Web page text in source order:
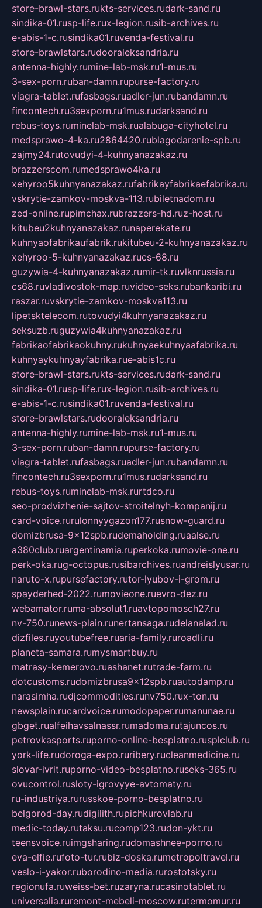
store-brawl-stars.rukts-services.rudark-sand.ru
sindika-01.rusp-life.rux-legion.rusib-archives.ru
e-abis-1-c.rusindika01.ruvenda-festival.ru
store-brawlstars.rudooraleksandria.ru
antenna-highly.rumine-lab-msk.ru1-mus.ru
3-sex-porn.ruban-damn.rupurse-factory.ru
viagra-tablet.rufasbags.ruadler-jun.rubandamn.ru
fincontech.ru3sexporn.ru1mus.rudarksand.ru
rebus-toys.ruminelab-msk.rualabuga-cityhotel.ru
medsprawo-4-ka.ru2864420.rublagodarenie-spb.ru
zajmy24.rutovudyi-4-kuhnyanazakaz.ru
brazzerscom.rumedsprawo4ka.ru
xehyroo5kuhnyanazakaz.rufabrikayfabrikaefabrika.ru
vskrytie-zamkov-moskva-113.rubiletnadom.ru
zed-online.rupimchax.rubrazzers-hd.ruz-host.ru
kitubeu2kuhnyanazakaz.runaperekate.ru
kuhnyaofabrikaufabrik.rukitubeu-2-kuhnyanazakaz.ru
xehyroo-5-kuhnyanazakaz.rucs-68.ru
guzywia-4-kuhnyanazakaz.rumir-tk.ruvlknrussia.ru
cs68.ruvladivostok-map.ruvideo-seks.rubankaribi.ru
raszar.ruvskrytie-zamkov-moskva113.ru
lipetsktelecom.rutovudyi4kuhnyanazakaz.ru
seksuzb.ruguzywia4kuhnyanazakaz.ru
fabrikaofabrikaokuhny.rukuhnyaekuhnyaafabrika.ru
kuhnyaykuhnyayfabrika.rue-abis1c.ru
store-brawl-stars.rukts-services.rudark-sand.ru
sindika-01.rusp-life.rux-legion.rusib-archives.ru
e-abis-1-c.rusindika01.ruvenda-festival.ru
store-brawlstars.rudooraleksandria.ru
antenna-highly.rumine-lab-msk.ru1-mus.ru
3-sex-porn.ruban-damn.rupurse-factory.ru
viagra-tablet.rufasbags.ruadler-jun.rubandamn.ru
fincontech.ru3sexporn.ru1mus.rudarksand.ru
rebus-toys.ruminelab-msk.rurtdco.ru
seo-prodvizhenie-sajtov-stroitelnyh-kompanij.ru
card-voice.rurulonnyygazon177.rusnow-guard.ru
domizbrusa-9x12spb.rudemaholding.ruaalse.ru
a380club.ruargentinamia.ruperkoka.rumovie-one.ru
perk-oka.rug-octopus.rusibarchives.ruandreislyusar.ru
naruto-x.rupursefactory.rutor-lyubov-i-grom.ru
spayderhed-2022.rumovieone.ruevro-dez.ru
webamator.ruma-absolut1.ruavtopomosch27.ru
nv-750.runews-plain.runertansaga.rudelanalad.ru
dizfiles.ruyoutubefree.ruaria-family.ruroadli.ru
planeta-samara.rumysmartbuy.ru
matrasy-kemerovo.ruashanet.rutrade-farm.ru
dotcustoms.rudomizbrusa9x12spb.ruautodamp.ru
narasimha.rudjcommodities.runv750.rux-ton.ru
newsplain.rucardvoice.rumodopaper.rumanunae.ru
gbget.rualfeihavsalnassr.rumadoma.rutajuncos.ru
petrovkasports.ruporno-online-besplatno.rusplclub.ru
york-life.rudoroga-expo.ruribery.rucleanmedicine.ru
slovar-ivrit.ruporno-video-besplatno.ruseks-365.ru
ovucontrol.rusloty-igrovyye-avtomaty.ru
ru-industriya.rurusskoe-porno-besplatno.ru
belgorod-day.rudigilith.rupichkurovlab.ru
medic-today.rutaksu.rucomp123.rudon-ykt.ru
teensvoice.ruimgsharing.rudomashnee-porno.ru
eva-elfie.rufoto-tur.rubiz-doska.rumetropoltravel.ru
veslo-i-yakor.ruborodino-media.rurostotsky.ru
regionufa.ruweiss-bet.ruzaryna.rucasinotablet.ru
universalia.ruremont-mebeli-moscow.rutermomur.ru